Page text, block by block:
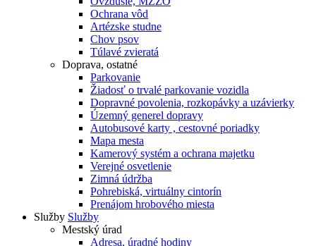
Ochrana vôd
Artézske studne
Chov psov
Túlavé zvieratá
Doprava, ostatné
Parkovanie
Žiadosť o trvalé parkovanie vozidla
Dopravné povolenia, rozkopávky a uzávierky
Územný generel dopravy
Autobusové karty , cestovné poriadky
Mapa mesta
Kamerový systém a ochrana majetku
Verejné osvetlenie
Zimná údržba
Pohrebiská, virtuálny cintorín
Prenájom hrobového miesta
Služby Služby
Mestský úrad
Adresa, úradné hodiny